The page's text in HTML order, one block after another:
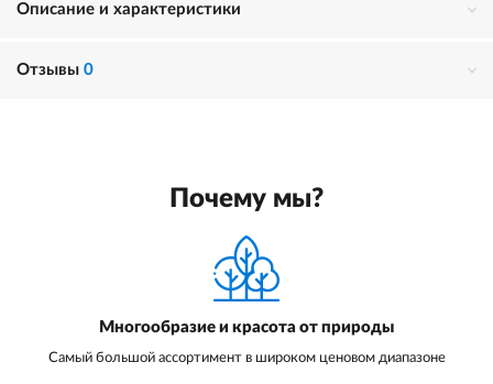
Описание и характеристики
Отзывы 0
Почему мы?
Многообразие и красота от природы
Самый большой ассортимент в широком ценовом диапазоне